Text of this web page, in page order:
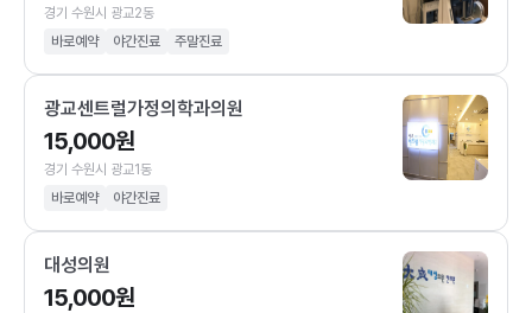
경기 수원시 광교2동
바로예약
야간진료 주말진료
광교센트럴가정의학과의원
15,000원
경기 수원시 광교1동
바로예약
야간진료
대성의원
15,000원